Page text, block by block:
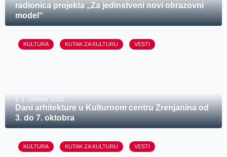
radionica projekta „Za jedinstveni novi obrazovni
model“
KULTURA KUTAK ZA KULTURU VESTI
1. oktobar 2022.
Dani arhitekture u Kulturnom centru Zrenjanina od
3. do 7. oktobra
KULTURA KUTAK ZA KULTURU VESTI